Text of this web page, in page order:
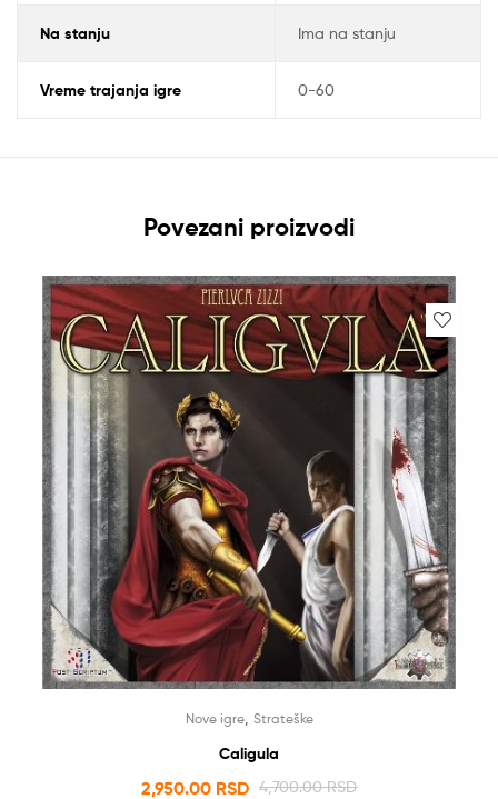
Na stanju Ima na stanju
Vreme trajanja igre 0-60
Povezani proizvodi
Nove igre, Strateške
Caligula
4,700.00RSD
2,950.00 RSD